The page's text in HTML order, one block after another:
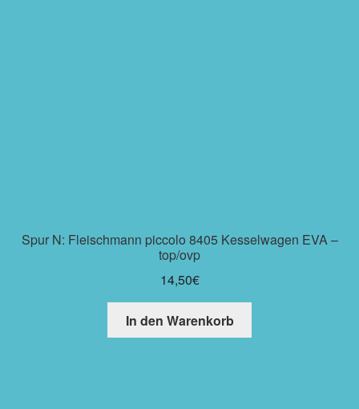
Spur N: Fleischmann piccolo 8405 Kesselwagen EVA –
top/ovp
14,50€
In den Warenkorb